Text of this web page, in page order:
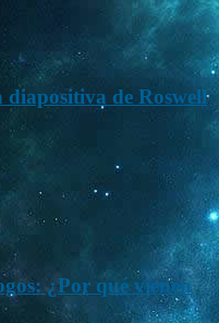
de Roswell
¿Por qué vienen